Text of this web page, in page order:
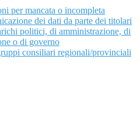
per mancata o incompleta
dei dati da parte dei titolari
politici, di amministrazione, di
o di governo
consiliari regionali/provinciali